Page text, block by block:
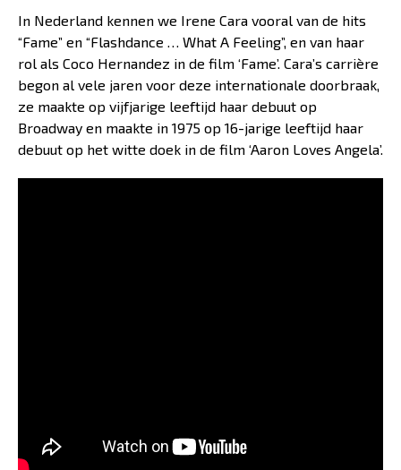
In Nederland kennen we Irene Cara vooral van de hits
“Fame” en “Flashdance … What A Feeling”, en van haar
rol als Coco Hernandez in de film ‘Fame’. Cara’s carrière
begon al vele jaren voor deze internationale doorbraak,
ze maakte op vijfjarige leeftijd haar debuut op
Broadway en maakte in 1975 op 16-jarige leeftijd haar
debuut op het witte doek in de film ‘Aaron Loves Angela’.